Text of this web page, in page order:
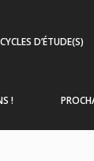
CYCLES D’ÉTUDE(S)
!